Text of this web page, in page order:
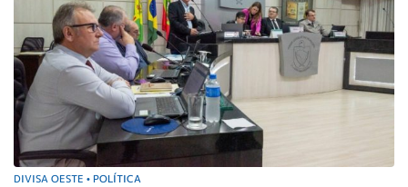
DIVISA OESTE • POLÍTICA